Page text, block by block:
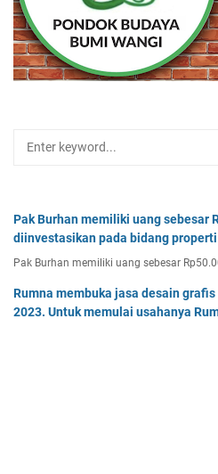
Pak Burhan memiliki uang sebesar
diinvestasikan pada bidang
Pak Burhan memiliki uang sebesar
Rumna membuka jasa desain
2023. Untuk memulai usahanya